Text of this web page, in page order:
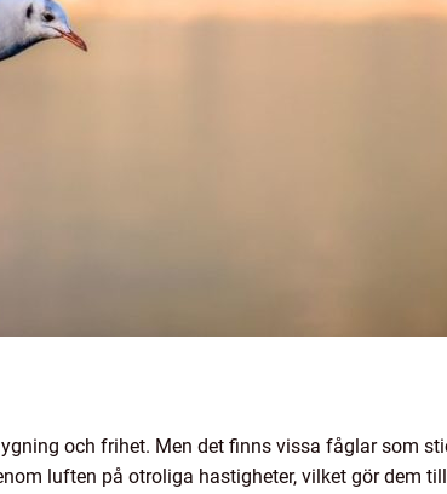
och frihet. Men det finns vissa fåglar som
luften på otroliga hastigheter, vilket gör dem